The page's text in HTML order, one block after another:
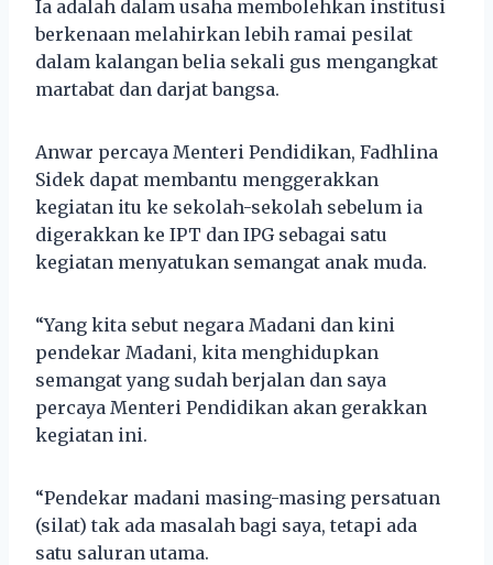
Ia adalah dalam usaha membolehkan institusi
berkenaan melahirkan lebih ramai pesilat
dalam kalangan belia sekali gus mengangkat
martabat dan darjat bangsa.
Anwar percaya Menteri Pendidikan, Fadhlina
Sidek dapat membantu menggerakkan
kegiatan itu ke sekolah-sekolah sebelum ia
digerakkan ke IPT dan IPG sebagai satu
kegiatan menyatukan semangat anak muda.
“Yang kita sebut negara Madani dan kini
pendekar Madani, kita menghidupkan
semangat yang sudah berjalan dan saya
percaya Menteri Pendidikan akan gerakkan
kegiatan ini.
“Pendekar madani masing-masing persatuan
(silat) tak ada masalah bagi saya, tetapi ada
satu saluran utama.